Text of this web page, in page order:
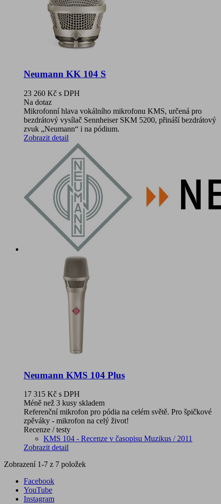
Neumann KK 104 S
23 260 Kč s DPH
Na dotaz
Mikrofonní hlava vokálního mikrofonu KMS, určená pro
bezdrátový vysílač Sennheiser SKM 5200, přináší bezdrátový
zvuk „Neumann“ i na pódium.
Zobrazit detail
Neumann KMS 104 Plus
17 315 Kč s DPH
Méně než 3 kusy skladem
Referenční mikrofon pro pódia na celém světě. Pro špičkové
zpěváky - mikrofon na celý život!
Recenze / testy
KMS 104 - Recenze v časopisu Muzikus / 2011
Zobrazit detail
Zobrazení 1-7 z 7 položek
Facebook
YouTube
Instagram